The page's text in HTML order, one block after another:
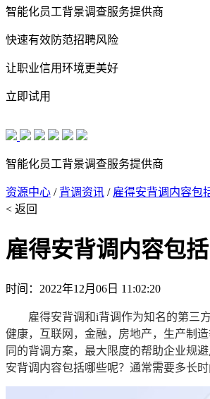
智能化员工背景调查服务提供商
快速有效防范招聘风险
让职业信用环境更美好
立即试用
智能化员工背景调查服务提供商
资源中心 / 背调资讯 / 雇得安背调内容包
< 返回
雇得安背调内容包括
时间：2022年12月06日 11:02:20
雇得安背调和i背调作为知名的第三
健康，互联网，金融，房地产，生产制
同的背调方案，最大限度的帮助企业规
安背调内容包括哪些呢？通常需要多长时